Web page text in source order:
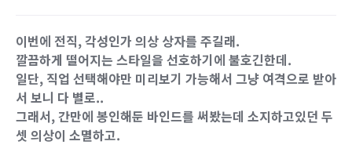
이번에 전직, 각성인가 의상 상자를 주길래.
깔끔하게 떨어지는 스타일을 선호하기에 불호긴한데.
일단, 직업 선택해야만 미리보기 가능해서 그냥 여격으로 받아
서 보니 다 별로..
그래서, 간만에 봉인해둔 바인드를 써봤는데 소지하고있던 두
셋 의상이 소멸하고.